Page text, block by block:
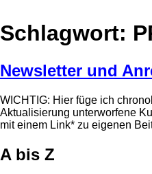
Schlagwort:
Newsletter und
WICHTIG: Hier füge ich
Aktualisierung unterworfene
mit einem Link* zu eigenen
A bis Z